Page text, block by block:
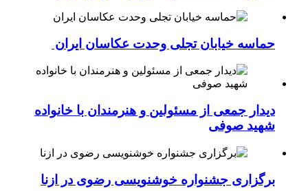
حماسه خیابان تجلی وحدت عکاسان ایران
دیدار جمعی از مسئولین و هنرمندان با خانواده
شهید صوفی
برگزاری جشنواره خوشنویسی رضوی در ازنا